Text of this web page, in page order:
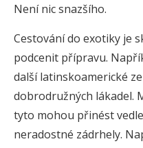
Není nic snazšího.
Cestování do exotiky je
podcenit přípravu.
další latinskoamerické
dobrodružných lákadel.
tyto mohou přinést
neradostné zádrhely.